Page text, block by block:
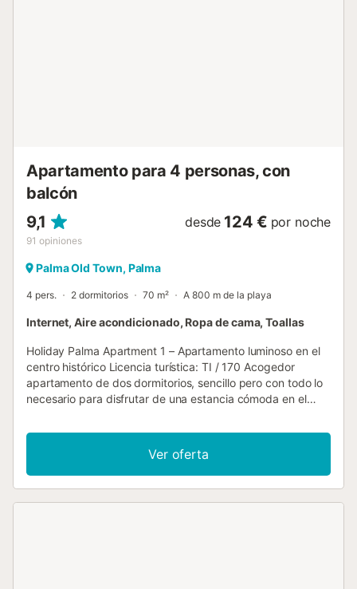
Apartamento para 4 personas, con
balcón
9,1
91 opiniones
desde 124 € por noche
Palma Old Town, Palma
4 pers. 2 dormitorios 70 m² A 800 m de la playa
Internet, Aire acondicionado, Ropa de cama, Toallas
Holiday Palma Apartment 1 – Apartamento luminoso en el
centro histórico Licencia turística: TI / 170 Acogedor
apartamento de dos dormitorios, sencillo pero con todo lo
necesario para disfrutar de una estancia cómoda en el
ubicado en el casco histórico, en una zona animada pero
en una calle con muy poco tránsito, lo que permite
disfrutar de tranquilidad sin renunciar a la vida de la
ciudad. El apartamento es muy luminoso, gracias a sus
Ver oferta